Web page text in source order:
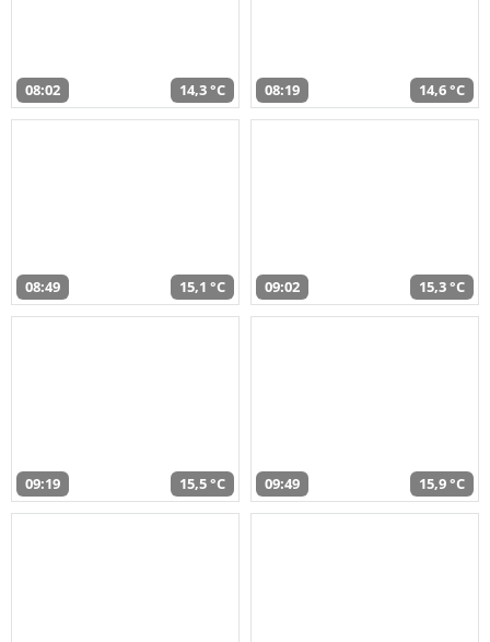
08:02 14,3 °C 08:19 14,6 °C
08:49 15,1 °C 09:02 15,3 °C
09:19 15,5 °C 09:49 15,9 °C